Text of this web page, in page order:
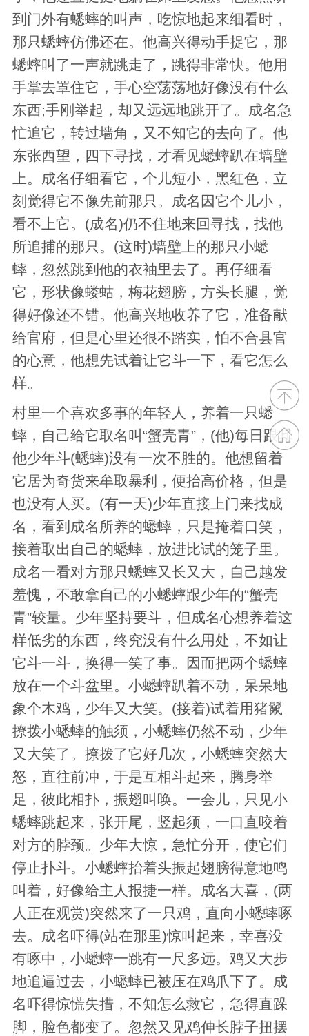
到门外有蟋蟀的叫声，吃惊地起来细看时，
那只蟋蟀仿佛还在。他高兴得动手捉它，那
蟋蟀叫了一声就跳走了，跳得非常快。他用
手掌去罩住它，手心空荡荡地好像没有什么
东西;手刚举起，却又远远地跳开了。成名急
忙追它，转过墙角，又不知它的去向了。他
东张西望，四下寻找，才看见蟋蟀趴在墙壁
上。成名仔细看它，个儿短小，黑红色，立
刻觉得它不像先前那只。成名因它个儿小，
看不上它。(成名)仍不住地来回寻找，找他
所追捕的那只。(这时)墙壁上的那只小蟋
蟀，忽然跳到他的衣袖里去了。再仔细看
它，形状像蝼蛄，梅花翅膀，方头长腿，觉
得好像还不错。他高兴地收养了它，准备献
给官府，但是心里还很不踏实，怕不合县官
的心意，他想先试着让它斗一下，看它怎么
样。
村里一个喜欢多事的年轻人，养着一只蟋
蟀，自己给它取名叫“蟹壳青”，(他)每日跟其
他少年斗(蟋蟀)没有一次不胜的。他想留着
它居为奇货来牟取暴利，便抬高价格，但是
也没有人买。(有一天)少年直接上门来找成
名，看到成名所养的蟋蟀，只是掩着口笑，
接着取出自己的蟋蟀，放进比试的笼子里。
成名一看对方那只蟋蟀又长又大，自己越发
羞愧，不敢拿自己的小蟋蟀跟少年的“蟹壳
青”较量。少年坚持要斗，但成名心想养着这
样低劣的东西，终究没有什么用处，不如让
它斗一斗，换得一笑了事。因而把两个蟋蟀
放在一个斗盆里。小蟋蟀趴着不动，呆呆地
象个木鸡，少年又大笑。(接着)试着用猪鬣
撩拨小蟋蟀的触须，小蟋蟀仍然不动，少年
又大笑了。撩拨了它好几次，小蟋蟀突然大
怒，直往前冲，于是互相斗起来，腾身举
足，彼此相扑，振翅叫唤。一会儿，只见小
蟋蟀跳起来，张开尾，竖起须，一口直咬着
对方的脖颈。少年大惊，急忙分开，使它们
停止扑斗。小蟋蟀抬着头振起翅膀得意地鸣
叫着，好像给主人报捷一样。成名大喜，(两
人正在观赏)突然来了一只鸡，直向小蟋蟀啄
去。成名吓得(站在那里)惊叫起来，幸喜没
有啄中，小蟋蟀一跳有一尺多远。鸡又大步
地追逼过去，小蟋蟀已被压在鸡爪下了。成
名吓得惊慌失措，不知怎么救它，急得直跺
脚，脸色都变了。忽然又见鸡伸长脖子扭摆